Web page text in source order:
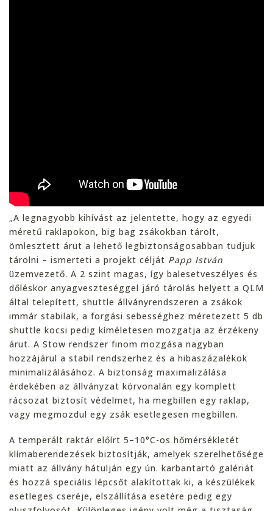
„A legnagyobb kihívást az jelentette, hogy az egyedi
méretű raklapokon, big bag zsákokban tárolt,
ömlesztett árut a lehető legbiztonságosabban tudjuk
tárolni – ismerteti a projekt célját Papp István
üzemvezető. A 2 szint magas, így balesetveszélyes és
dőléskor anyagveszteséggel járó tárolás helyett a QLM
által telepített, shuttle állványrendszeren a zsákok
immár stabilak, a forgási sebességhez méretezett 5 db
shuttle kocsi pedig kíméletesen mozgatja az érzékeny
árut. A Stow rendszer finom mozgása nagyban
hozzájárul a stabil rendszerhez és a hibaszázalékok
minimalizálásához. A biztonság maximalizálása
érdekében az állványzat körvonalán egy komplett
rácsozat biztosít védelmet, ha megbillen egy raklap,
vagy megmozdul egy zsák esetlegesen megbillen.
A temperált raktár előírt 5–10°C-os hőmérsékletét
klímaberendezések biztosítják, amelyek szerelhetősége
miatt az állvány hátulján egy ún. karbantartó galériát
és hozzá speciális lépcsőt alakítottak ki, a készülékek
esetleges cseréje, elszállítása esetére pedig egy